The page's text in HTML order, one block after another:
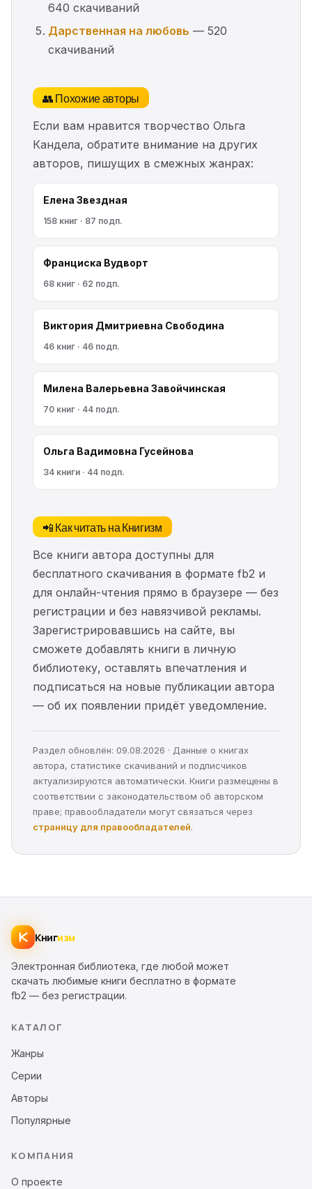
640 скачиваний
Дарственная на любовь — 520
скачиваний
👥 Похожие авторы
Если вам нравится творчество Ольга
Кандела, обратите внимание на других
авторов, пишущих в смежных жанрах:
Елена Звездная
158 книг · 87 подп.
Франциска Вудворт
68 книг · 62 подп.
Виктория Дмитриевна Свободина
46 книг · 46 подп.
Милена Валерьевна Завойчинская
70 книг · 44 подп.
Ольга Вадимовна Гусейнова
34 книги · 44 подп.
📲 Как читать на Книгизм
Все книги автора доступны для
бесплатного скачивания в формате fb2 и
для онлайн-чтения прямо в браузере — без
регистрации и без навязчивой рекламы.
Зарегистрировавшись на сайте, вы
сможете добавлять книги в личную
библиотеку, оставлять впечатления и
подписаться на новые публикации автора
— об их появлении придёт уведомление.
Раздел обновлён: 09.08.2026 · Данные о книгах
автора, статистике скачиваний и подписчиков
актуализируются автоматически. Книги размещены в
соответствии с законодательством об авторском
праве; правообладатели могут связаться через
страницу для правообладателей.
Книгизм
Электронная библиотека, где любой может
скачать любимые книги бесплатно в формате
fb2 — без регистрации.
КАТАЛОГ
Жанры
Серии
Авторы
Популярные
КОМПАНИЯ
О проекте